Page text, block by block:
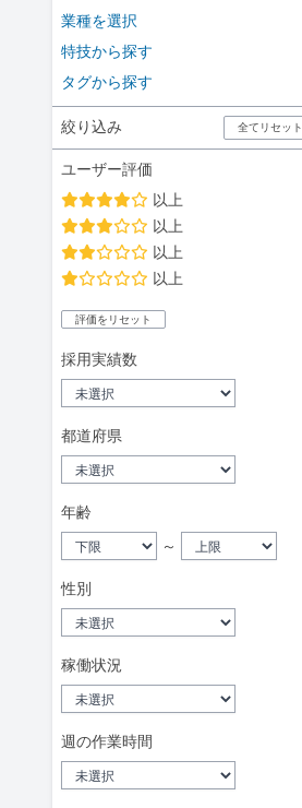
業種を選択
特技から探す
タグから探す
絞り込み 全てリセット
ユーザー評価
以上
以上
以上
以上
評価をリセット
採用実績数
都道府県
年齢
～
性別
稼働状況
週の作業時間